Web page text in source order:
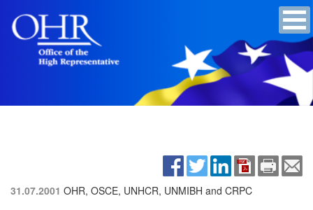
31.07.2001 OHR, OSCE, UNHCR, UNMIBH and CRPC